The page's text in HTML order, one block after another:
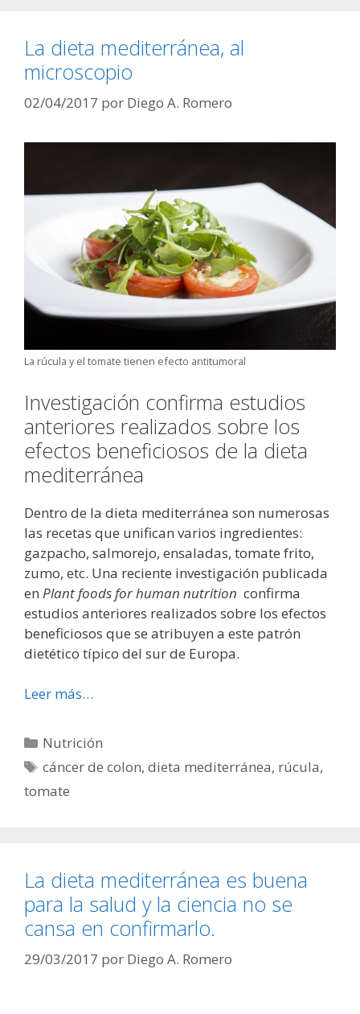
La dieta mediterránea, al
microscopio
02/04/2017 por Diego A. Romero
La rúcula y el tomate tienen efecto antitumoral
Investigación confirma estudios
anteriores realizados sobre los
efectos beneficiosos de la dieta
mediterránea
Dentro de la dieta mediterránea son numerosas
las recetas que unifican varios ingredientes:
gazpacho, salmorejo, ensaladas, tomate frito,
zumo, etc. Una reciente investigación publicada
en Plant foods for human nutrition confirma
estudios anteriores realizados sobre los efectos
beneficiosos que se atribuyen a este patrón
dietético típico del sur de Europa.
Leer más…
Categorías
Nutrición
Etiquetas
cáncer de colon,dieta mediterránea, rúcula,
tomate
La dieta mediterránea es buena
para la salud y la ciencia no se
cansa en confirmarlo.
29/03/2017 por Diego A. Romero